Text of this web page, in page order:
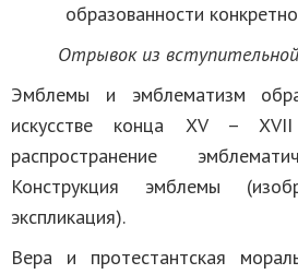
образованности
Отрывок из
Эмблемы и эмблематизм
искусстве конца XV –
распространение
Конструкция эмблемы
экспликация).
Вера и протестантская